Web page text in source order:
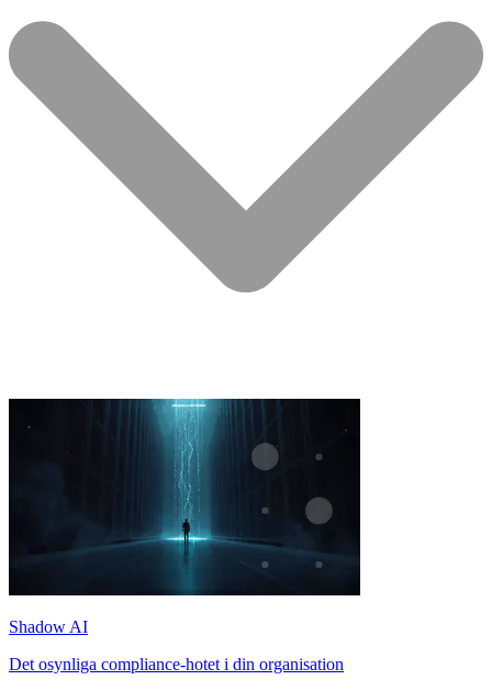
Shadow AI
Det osynliga compliance-hotet i din organisation